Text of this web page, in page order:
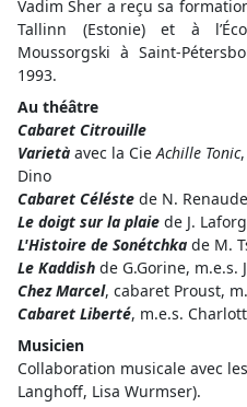
Vadim Sher a reçu sa
Tallinn (Estonie) et à
Moussorgski à Saint-
1993.
Au théâtre
Cabaret Citrouille
Varietà avec la CieAchille Tonic
Dino
Cabaret Céléste de N.
Le doigt sur la plaie de J.
L'Histoire de Sonétchka de M.
Le Kaddish de G.Gorine, m.e.s.
Chez Marcel, cabaret Proust,
Cabaret Liberté, m.e.s.
Musicien
Collaboration musicale avec
Langhoff, Lisa Wurmser).